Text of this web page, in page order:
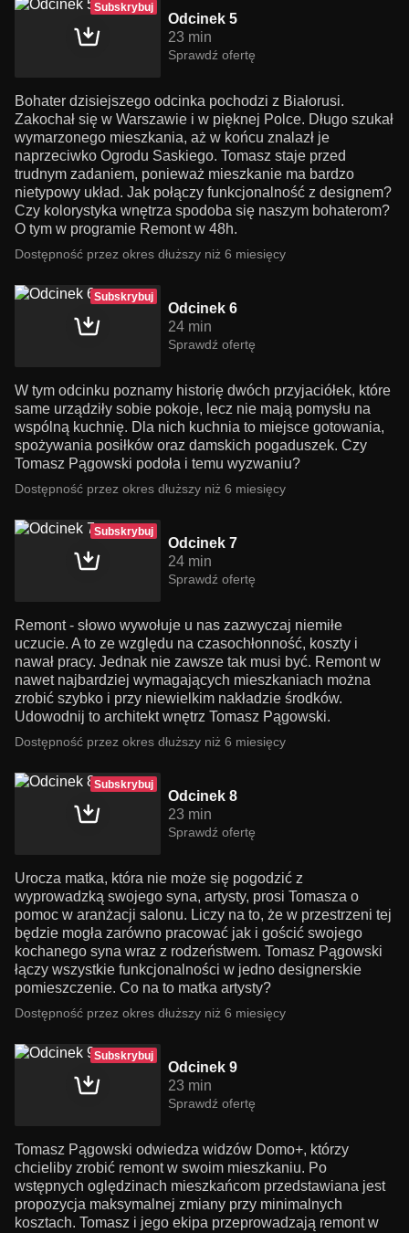
Subskrybuj
Odcinek 5
23 min
Sprawdź ofertę
Bohater dzisiejszego odcinka pochodzi z Białorusi.
Zakochał się w Warszawie i w pięknej Polce. Długo szukał
wymarzonego mieszkania, aż w końcu znalazł je
naprzeciwko Ogrodu Saskiego. Tomasz staje przed
trudnym zadaniem, ponieważ mieszkanie ma bardzo
nietypowy układ. Jak połączy funkcjonalność z designem?
Czy kolorystyka wnętrza spodoba się naszym bohaterom?
O tym w programie Remont w 48h.
Dostępność przez okres dłuższy niż 6 miesięcy
Subskrybuj
Odcinek 6
24 min
Sprawdź ofertę
W tym odcinku poznamy historię dwóch przyjaciółek, które
same urządziły sobie pokoje, lecz nie mają pomysłu na
wspólną kuchnię. Dla nich kuchnia to miejsce gotowania,
spożywania posiłków oraz damskich pogaduszek. Czy
Tomasz Pągowski podoła i temu wyzwaniu?
Dostępność przez okres dłuższy niż 6 miesięcy
Subskrybuj
Odcinek 7
24 min
Sprawdź ofertę
Remont - słowo wywołuje u nas zazwyczaj niemiłe
uczucie. A to ze względu na czasochłonność, koszty i
nawał pracy. Jednak nie zawsze tak musi być. Remont w
nawet najbardziej wymagających mieszkaniach można
zrobić szybko i przy niewielkim nakładzie środków.
Udowodnij to architekt wnętrz Tomasz Pągowski.
Dostępność przez okres dłuższy niż 6 miesięcy
Subskrybuj
Odcinek 8
23 min
Sprawdź ofertę
Urocza matka, która nie może się pogodzić z
wyprowadzką swojego syna, artysty, prosi Tomasza o
pomoc w aranżacji salonu. Liczy na to, że w przestrzeni tej
będzie mogła zarówno pracować jak i gościć swojego
kochanego syna wraz z rodzeństwem. Tomasz Pągowski
łączy wszystkie funkcjonalności w jedno designerskie
pomieszczenie. Co na to matka artysty?
Dostępność przez okres dłuższy niż 6 miesięcy
Subskrybuj
Odcinek 9
23 min
Sprawdź ofertę
Tomasz Pągowski odwiedza widzów Domo+, którzy
chcieliby zrobić remont w swoim mieszkaniu. Po
wstępnych oględzinach mieszkańcom przedstawiana jest
propozycja maksymalnej zmiany przy minimalnych
kosztach. Tomasz i jego ekipa przeprowadzają remont w